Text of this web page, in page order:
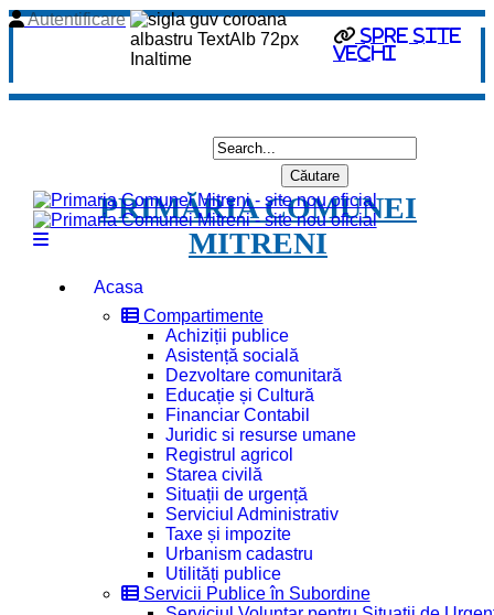
spre site
vechi
Autentificare
PRIMĂRIA COMUNEI
MITRENI
Acasa
Compartimente
Achiziții publice
Asistență socială
Dezvoltare comunitară
Educație și Cultură
Financiar Contabil
Juridic si resurse umane
Registrul agricol
Starea civilă
Situații de urgență
Serviciul Administrativ
Taxe și impozite
Urbanism cadastru
Utilități publice
Servicii Publice în Subordine